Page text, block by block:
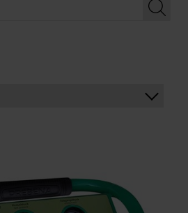
LJUDNIVÅ:
ARTIKELKOD: